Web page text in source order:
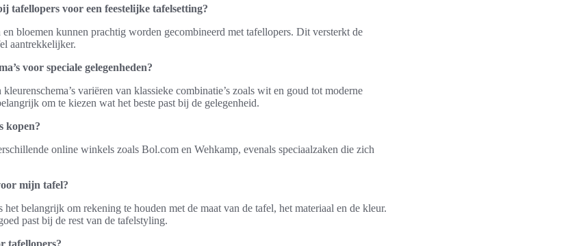
tafellopers voor een feestelijke tafelsetting?
en bloemen kunnen prachtig worden gecombineerd met tafellopers. Dit versterkt de
aantrekkelijker.
voor speciale gelegenheden?
variëren van klassieke combinatie’s zoals wit en goud tot moderne
om te kiezen wat het beste past bij de gelegenheid.
kopen?
online winkels zoals Bol.com en Wehkamp, evenals speciaalzaken die zich
mijn tafel?
belangrijk om rekening te houden met de maat van de tafel, het materiaal en de kleur.
past bij de rest van de tafelstyling.
tafellopers?